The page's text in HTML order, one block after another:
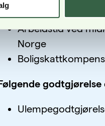
Arbeidstid ved
Norge
godtgjørelse